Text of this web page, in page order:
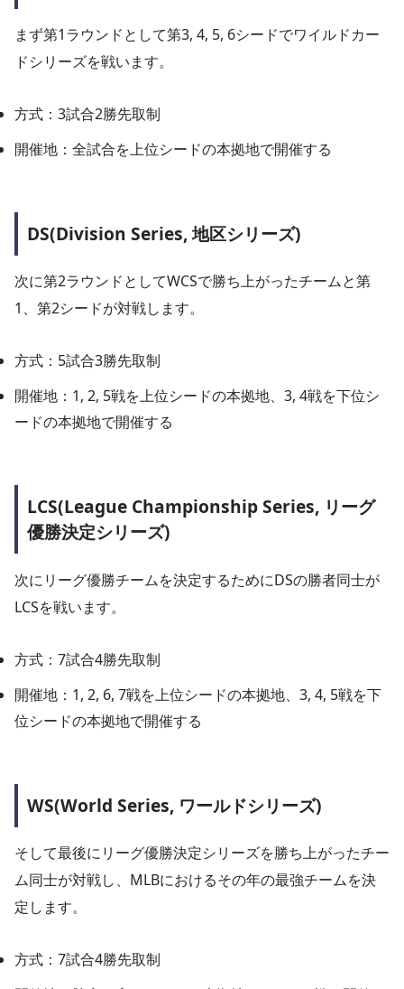
まず第1ラウンドとして第3, 4, 5, 6シードでワイルドカー
ドシリーズを戦います。
方式：3試合2勝先取制
開催地：全試合を上位シードの本拠地で開催する
DS(Division Series, 地区シリーズ)
次に第2ラウンドとしてWCSで勝ち上がったチームと第
1、第2シードが対戦します。
方式：5試合3勝先取制
開催地：1, 2, 5戦を上位シードの本拠地、3, 4戦を下位シ
ードの本拠地で開催する
LCS(League Championship Series, リーグ
優勝決定シリーズ)
次にリーグ優勝チームを決定するためにDSの勝者同士が
LCSを戦います。
方式：7試合4勝先取制
開催地：1, 2, 6, 7戦を上位シードの本拠地、3, 4, 5戦を下
位シードの本拠地で開催する
WS(World Series, ワールドシリーズ)
そして最後にリーグ優勝決定シリーズを勝ち上がったチー
ム同士が対戦し、MLBにおけるその年の最強チームを決
定します。
方式：7試合4勝先取制